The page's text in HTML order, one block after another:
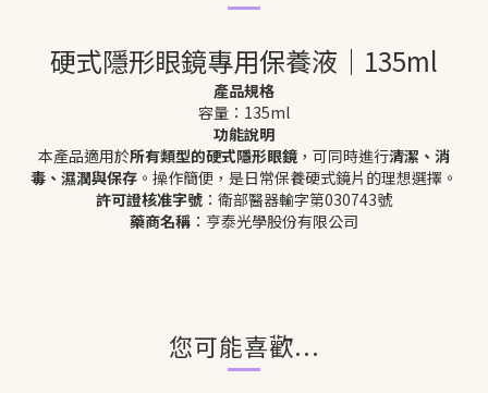
硬式隱形眼鏡專用保養液｜135ml
產品規格
容量：135ml
功能說明
本產品適用於所有類型的硬式隱形眼鏡 ，可同時進行清潔、消
毒、濕潤與保存 。操作簡便，是日常保養硬式鏡片的理想選擇。
許可證核准字號 ：衛部醫器輸字第030743號
藥商名稱 ：亨泰光學股份有限公司
您可能喜歡...